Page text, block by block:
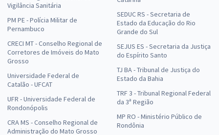
Vigilância Sanitária
PM PE - Polícia Militar de
Pernambuco
CRECI MT - Conselho Regional de
Corretores de Imóveis do Mato
Grosso
Universidade Federal de
Catalão - UFCAT
UFR - Universidade Federal de
Rondonópolis
CRA MS - Conselho Regional de
Administração do Mato Grosso
SEDUC RS - Secretaria de
Estado da Educação do Rio
Grande do Sul
SEJUS ES - Secretaria da Justiça
do Espírito Santo
TJ BA - Tribunal de Justiça do
Estado da Bahia
TRF 3 - Tribunal Regional Federal
da 3ª Região
MP RO - Ministério Público de
Rondônia